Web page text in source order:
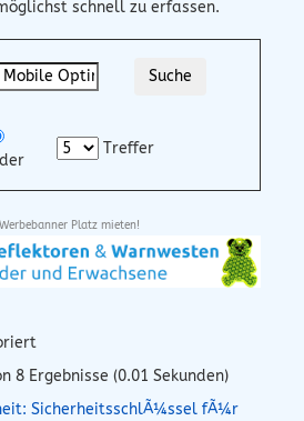
schnell zu erfassen.
Treffer
Platz mieten!
8 Ergebnisse (0.01 Sekunden)
SicherheitsschlÃ¼ssel fÃ¼r